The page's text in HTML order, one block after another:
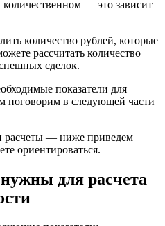
— это зависит
количество рублей, которые
рассчитать количество
сделок.
показатели для
поговорим в следующей части
расчеты — ниже приведем
ориентироваться.
для расчета